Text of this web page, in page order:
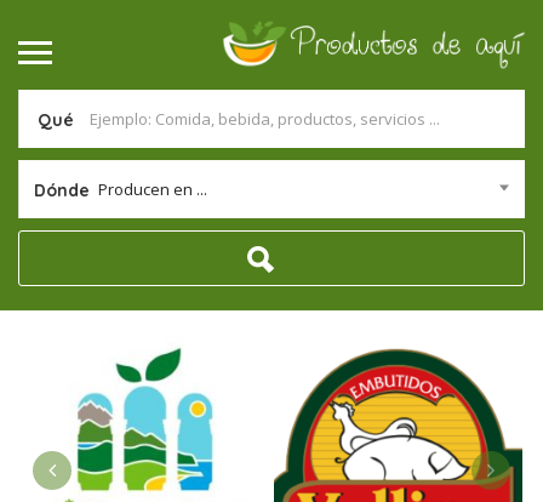
Qué
Dónde Producen en ...